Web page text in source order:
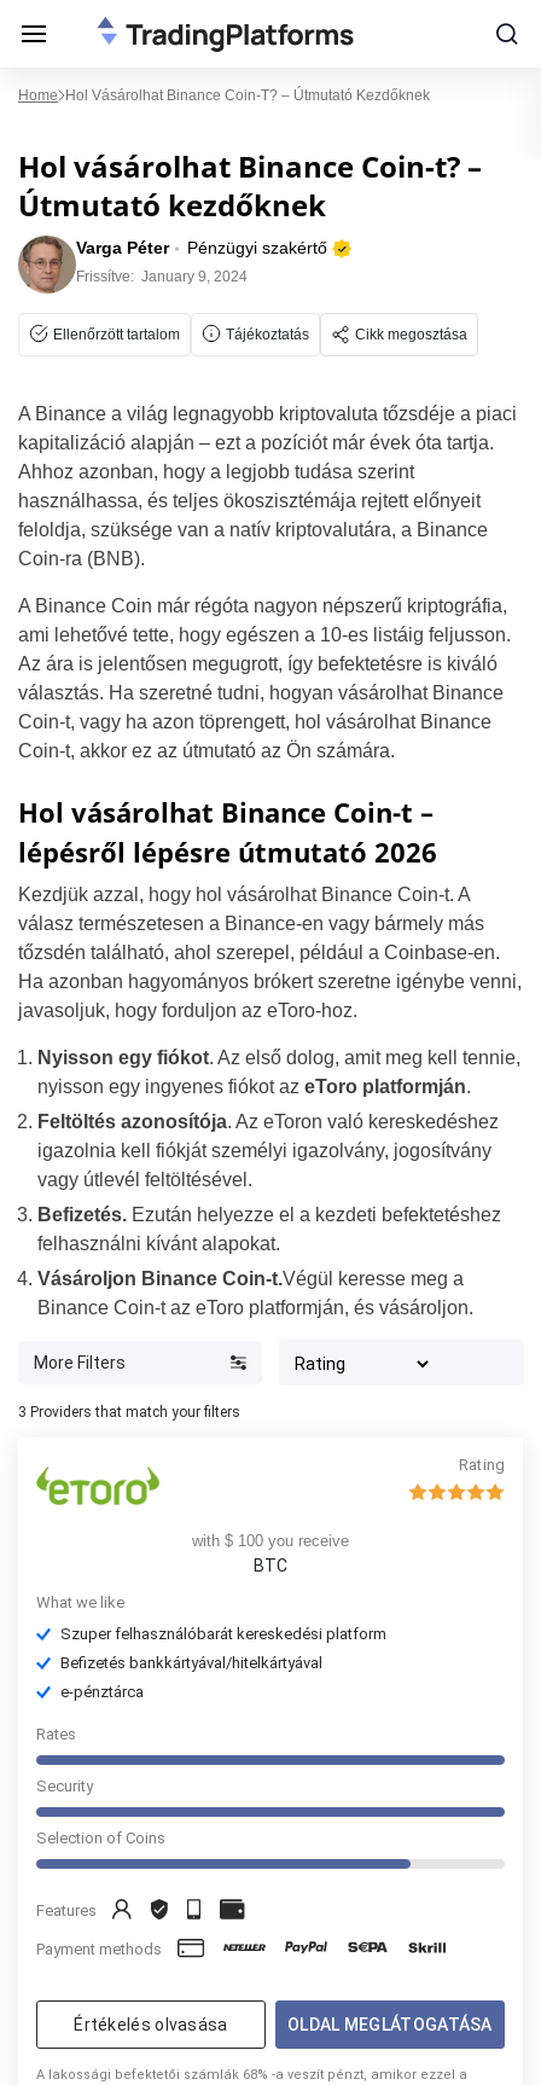
Home Hol Vásárolhat Binance Coin-T? – Útmutató Kezdőknek
Hol vásárolhat Binance Coin-t? –
Útmutató kezdőknek
Varga Péter Pénzügyi szakértő
Frissítve: January 9, 2024
Ellenőrzött tartalom Tájékoztatás Cikk megosztása
A Binance a világ legnagyobb kriptovaluta tőzsdéje a piaci
kapitalizáció alapján – ezt a pozíciót már évek óta tartja.
Ahhoz azonban, hogy a legjobb tudása szerint
használhassa, és teljes ökoszisztémája rejtett előnyeit
feloldja, szüksége van a natív kriptovalutára, a Binance
Coin-ra (BNB).
A Binance Coin már régóta nagyon népszerű kriptográfia,
ami lehetővé tette, hogy egészen a 10-es listáig feljusson.
Az ára is jelentősen megugrott, így befektetésre is kiváló
választás. Ha szeretné tudni, hogyan vásárolhat Binance
Coin-t, vagy ha azon töprengett, hol vásárolhat Binance
Coin-t, akkor ez az útmutató az Ön számára.
Hol vásárolhat Binance Coin-t –
lépésről lépésre útmutató 2026
Kezdjük azzal, hogy hol vásárolhat Binance Coin-t. A
válasz természetesen a Binance-en vagy bármely más
tőzsdén található, ahol szerepel, például a Coinbase-en.
Ha azonban hagyományos brókert szeretne igénybe venni,
javasoljuk, hogy forduljon az eToro-hoz.
Nyisson egy fiókot. Az első dolog, amit meg kell tennie,
nyisson egy ingyenes fiókot az eToro platformján.
Feltöltés azonosítója. Az eToron való kereskedéshez
igazolnia kell fiókját személyi igazolvány, jogosítvány
vagy útlevél feltöltésével.
Befizetés.Ezután helyezze el a kezdeti befektetéshez
felhasználni kívánt alapokat.
Vásároljon Binance Coin-t.Végül keresse meg a
Binance Coin-t az eToro platformján, és vásároljon.
More Filters
3 Providers that match your filters
Rating
with $ 100 you receive
BTC
What we like
Szuper felhasználóbarát kereskedési platform
Befizetés bankkártyával/hitelkártyával
e-pénztárca
Rates
Security
Selection of Coins
Features
Payment methods
Értékelés olvasása OLDAL MEGLÁTOGATÁSA
A lakossági befektetői számlák 68% -a veszít pénzt, amikor ezzel a